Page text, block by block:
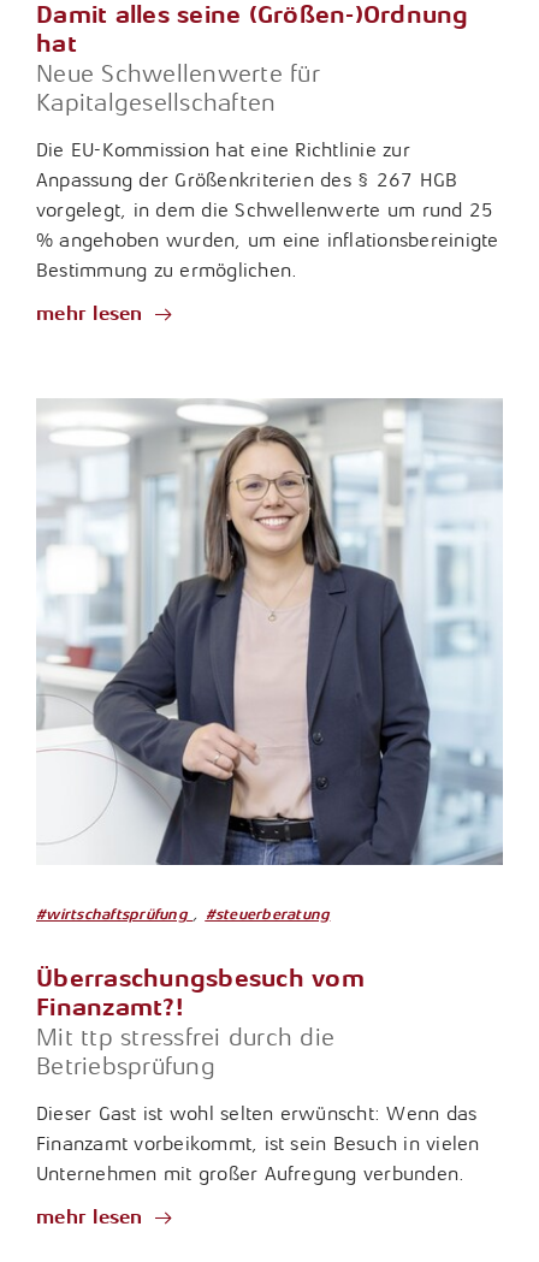
Damit alles seine (Größen-)Ordnung
hat
Neue Schwellenwerte für
Kapitalgesellschaften
Die EU-Kommission hat eine Richtlinie zur
Anpassung der Größenkriterien des § 267 HGB
vorgelegt, in dem die Schwellenwerte um rund 25
% angehoben wurden, um eine inflationsbereinigte
Bestimmung zu ermöglichen.
mehr lesen
#wirtschaftsprüfung , #steuerberatung
Überraschungsbesuch vom
Finanzamt?!
Mit ttp stressfrei durch die
Betriebsprüfung
Dieser Gast ist wohl selten erwünscht: Wenn das
Finanzamt vorbeikommt, ist sein Besuch in vielen
Unternehmen mit großer Aufregung verbunden.
mehr lesen